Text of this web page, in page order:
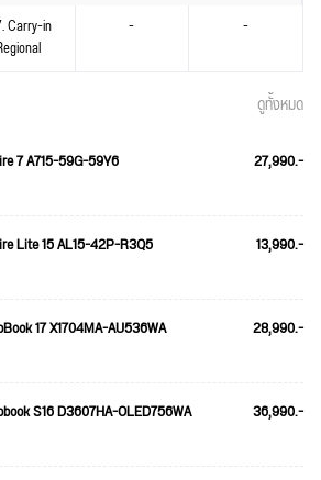
Carry-in
- -
ดูทั้งหมด
7 A715-59G-59Y6 27,990.-
Lite 15 AL15-42P-R3Q5 13,990.-
17 X1704MA-AU536WA 28,990.-
S16 D3607HA-OLED756WA 36,990.-